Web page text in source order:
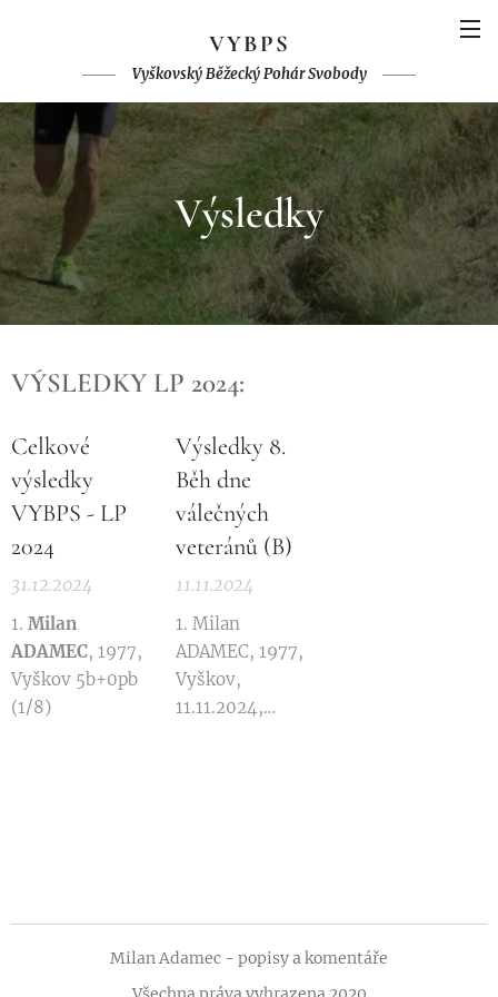
VYBPS
Vyškovský Běžecký Pohár Svobody
Výsledky
VÝSLEDKY LP 2024:
Celkové
výsledky
VYBPS - LP
2024
31.12.2024
1. Milan
ADAMEC, 1977,
Vyškov 5b+0pb
(1/8)
Výsledky 8.
Běh dne
válečných
veteránů (B)
11.11.2024
1. Milan
ADAMEC, 1977,
Vyškov,
11.11.2024,
Milan Adamec - popisy a komentáře